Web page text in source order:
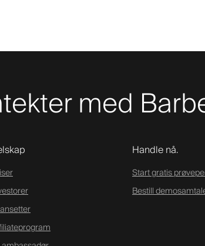
med
Handle nå.
Start gratis
Bestill